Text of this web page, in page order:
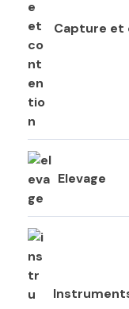
Capture et
Elevage